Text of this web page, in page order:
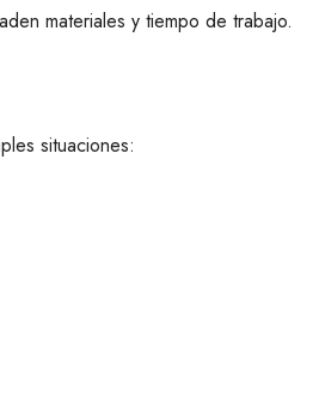
materiales y tiempo de trabajo.
situaciones: